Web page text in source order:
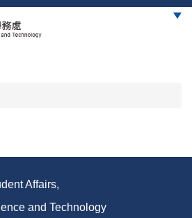
Affairs,
and Technology